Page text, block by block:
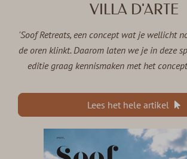
VILLA D'ARTE
'Soof Retreats, een concept wat je wellicht
de oren klinkt. Daarom laten we je in deze
editie graag kennismaken met het
Lees het hele artikel